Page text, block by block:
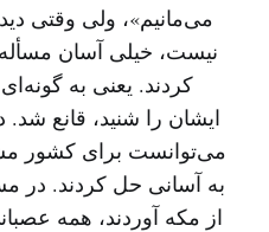
می‌مانیم»، ولی وقتی
نیست، خیلی آسان
کردند. یعنی به
ایشان را شنید، قانع
می‌توانست برای کشور
به آسانی حل ‌کردند. در
از مکه آوردند، همه